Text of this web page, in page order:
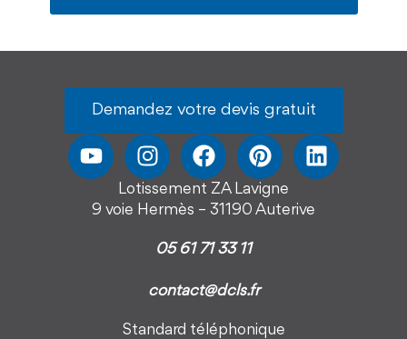
Demandez votre devis gratuit
Lotissement ZA Lavigne
9 voie Hermès – 31190 Auterive
05 61 71 33 11
contact@dcls.fr
Standard téléphonique